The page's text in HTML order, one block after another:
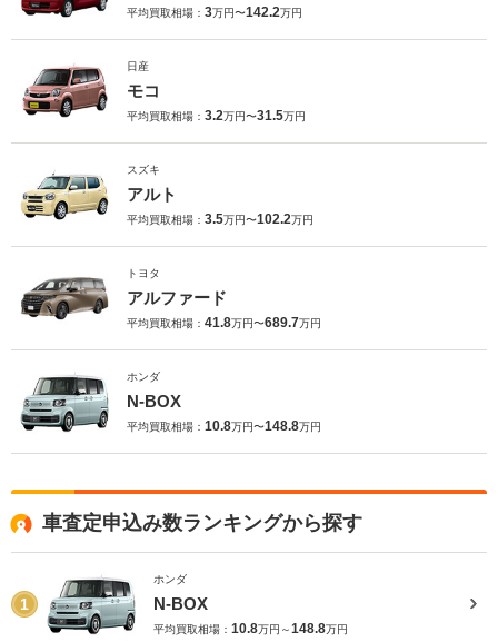
平均買取相場： 3万円〜142.2万円
日産
モコ
平均買取相場： 3.2万円〜31.5万円
スズキ
アルト
平均買取相場： 3.5万円〜102.2万円
トヨタ
アルファード
平均買取相場： 41.8万円〜689.7万円
ホンダ
N-BOX
平均買取相場： 10.8万円〜148.8万円
車査定申込み数ランキングから探す
1
ホンダ
N-BOX
平均買取相場： 10.8万円～148.8万円